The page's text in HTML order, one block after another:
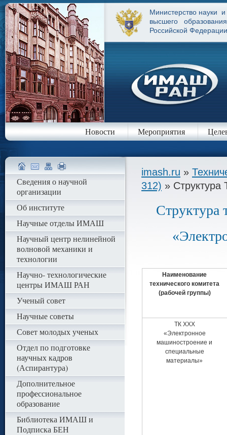
Министерство науки и
высшего образования
Российской Федерации
Новости Мероприятия
imash.ru »
312) » Структура
Структура
Наименование
технического комитета
(рабочей группы)
ТК ХХХ
«Электронное
машиностроение и
специальные
материалы»
Сведения о научной
организации
Об институте
Научные отделы ИМАШ
Научный центр нелинейной
волновой механики и
технологии
Научно- технологические
центры ИМАШ РАН
Ученый совет
Научные советы
Совет молодых ученых
Отдел по подготовке
научных кадров
(Аспирантура)
Дополнительное
профессиональное
образование
Библиотека ИМАШ и
Подписка БЕН